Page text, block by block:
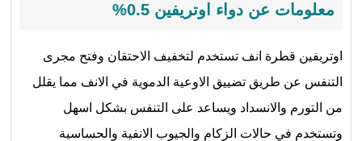
معلومات عن دواء اوتريفين 0.5%
اوتريفين قطرة انف تستخدم لتخفيف الاحتقان وفتح مجرى
التنفس عن طريق تضييق الاوعية الدموية في الانف مما يقلل
من التورم والانسداد ويساعد على التنفس بشكل اسهل
وتستخدم في حالات الزكام والجيوب الانفية والحساسية